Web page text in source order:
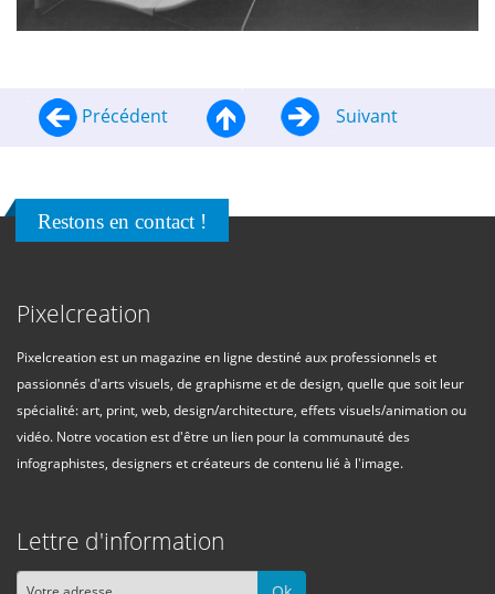
Précédent Suivant
Restons en contact !
Pixelcreation
Pixelcreation est un magazine en ligne destiné aux professionnels et
passionnés d'arts visuels, de graphisme et de design, quelle que soit leur
spécialité: art, print, web, design/architecture, effets visuels/animation ou
vidéo. Notre vocation est d'être un lien pour la communauté des
infographistes, designers et créateurs de contenu lié à l'image.
Lettre d'information